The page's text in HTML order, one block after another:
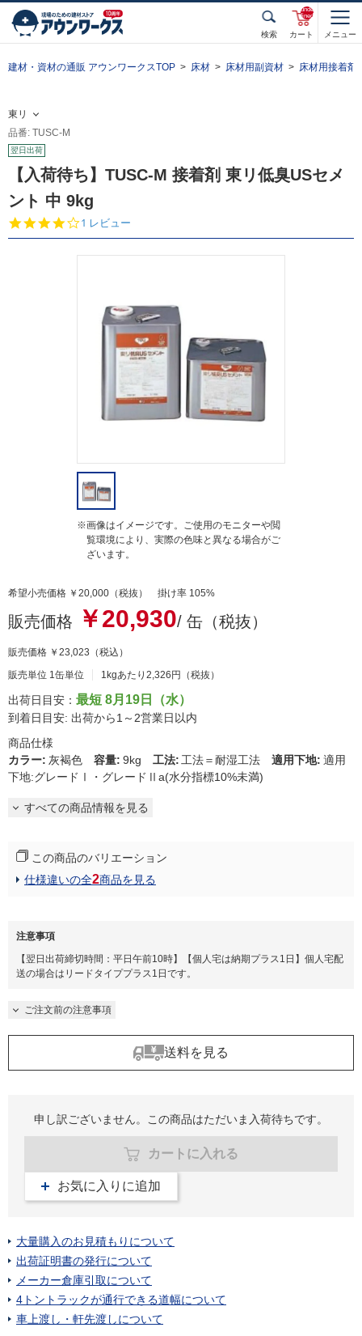
検索 カート
unde
fined
メニュー
建材・資材の通販 アウンワークスTOP 床材 床材用副資材 床材用接着剤
東リ
品番: TUSC-M
翌日出荷
【入荷待ち】TUSC-M 接着剤 東リ低臭USセメ
ント 中 9kg
4.
0
1 レビュー
※画像はイメージです。ご使用のモニターや閲
覧環境により、実際の色味と異なる場合がご
ざいます。
希望小売価格 ￥20,000（税抜） 掛け率 105%
販売価格 ￥20,930/ 缶（税抜）
販売価格 ￥23,023 （税込）
販売単位 1缶単位
1kgあたり2,326円（税抜）
出荷日目安： 最短 8月19日（水）
到着日目安: 出荷から1～2営業日以内
商品仕様
カラー: 灰褐色 容量: 9kg 工法: 工法＝耐湿工法適用下地: 適用
下地:グレードⅠ・グレードⅡa(水分指標10%未満)
すべての商品情報を見る
この商品のバリエーション
仕様違いの全2商品を見る
注意事項
【翌日出荷締切時間：平日午前10時】【個人宅は納期プラス1日】個人宅配
送の場合はリードタイププラス1日です。
ご注文前の注意事項
送料を見る
申し訳ございません。この商品はただいま入荷待ちです。
カートに入れる
お気に入りに追加
大量購入のお見積もりについて
出荷証明書の発行について
メーカー倉庫引取について
4トントラックが通行できる道幅について
車上渡し・軒先渡しについて